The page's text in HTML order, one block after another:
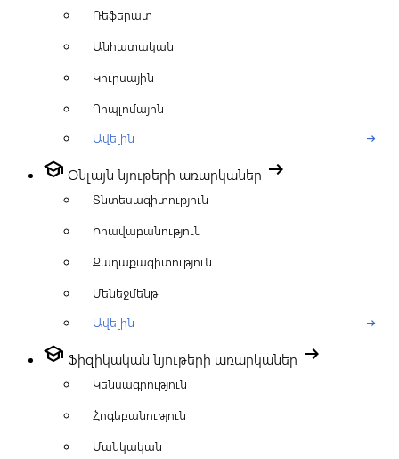
Ռեֆերատ
Անհատական
Կուրսային
Դիպլոմային
Ավելին
arrow_right_alt
school Օնլայն նյութերի առարկաներ arrow_right_alt
Տնտեսագիտություն
Իրավաբանություն
Քաղաքագիտություն
Մենեջմենթ
Ավելին
arrow_right_alt
school Ֆիզիկական նյութերի առարկաներ arrow_right_alt
Կենսագրություն
Հոգեբանություն
Մանկական